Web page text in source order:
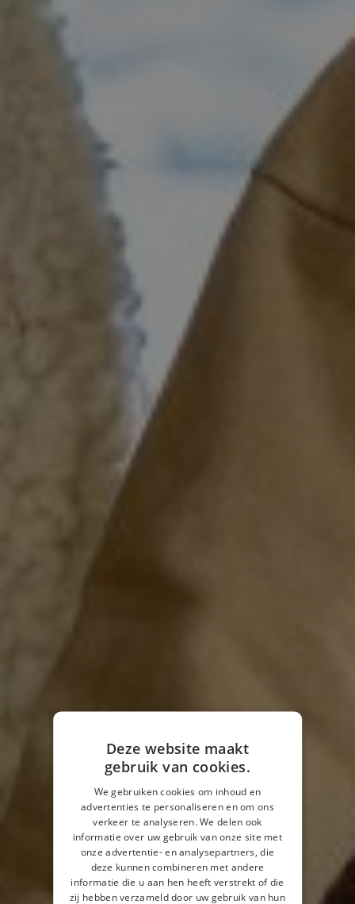
Deze website maakt
gebruik van cookies.
We gebruiken cookies om inhoud en
advertenties te personaliseren en om ons
verkeer te analyseren. We delen ook
informatie over uw gebruik van onze site met
onze advertentie- en analysepartners, die
deze kunnen combineren met andere
informatie die u aan hen heeft verstrekt of die
zij hebben verzameld door uw gebruik van hun